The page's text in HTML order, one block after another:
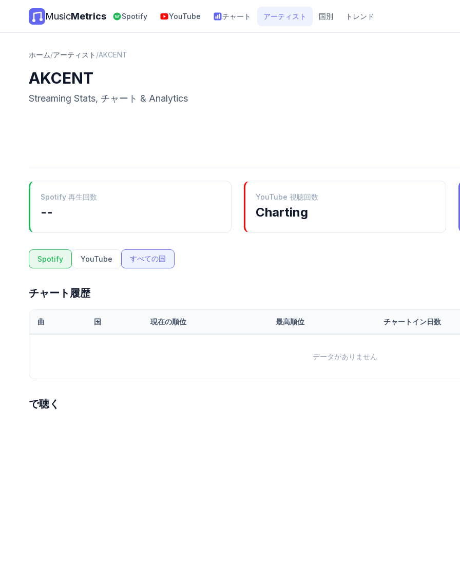
MusicMetrics Spotify YouTube チャート アーティスト 国別 トレンド
ホーム/アーティスト /AKCENT
AKCENT
Streaming Stats, チャート & Analytics
Spotify 再生回数
--
YouTube 視聴回数
Charting
Spotify YouTube すべての国
チャート履歴
曲 国 現在の順位 最高順位 チャートイン日数
データがありません
で聴く